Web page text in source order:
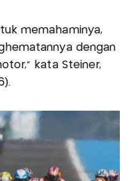
memahaminya,
dengan
kata Steiner,